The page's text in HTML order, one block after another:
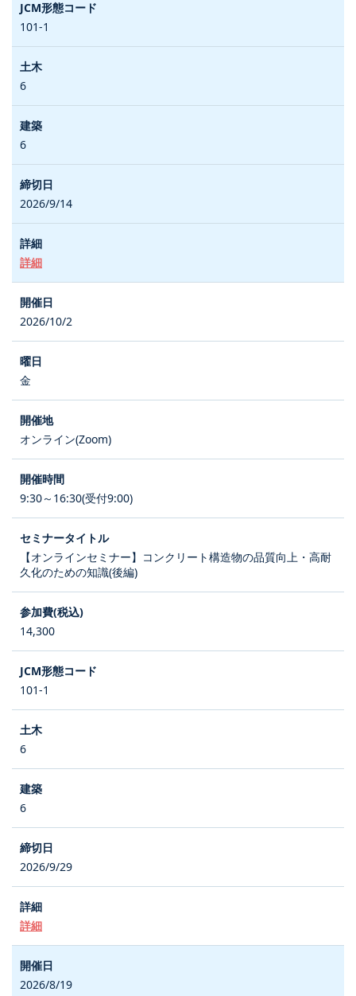
101-1
6
6
2026/9/14
詳細
2026/10/2
金
オンライン(Zoom)
9:30～16:30(受付9:00)
【オンラインセミナー】コンクリート構造物の品質向上・高耐
久化のための知識(後編)
14,300
101-1
6
6
2026/9/29
詳細
2026/8/19